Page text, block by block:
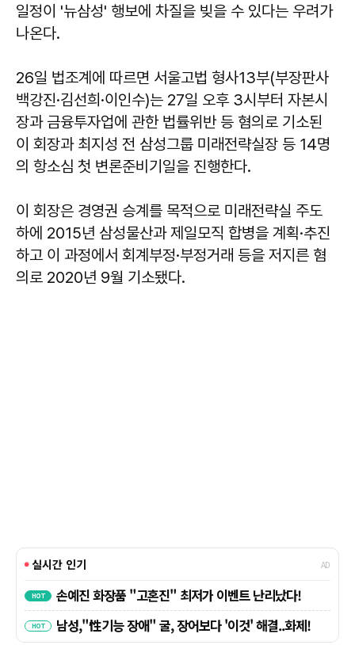
일정이 '뉴삼성' 행보에 차질을 빚을 수 있다는 우려가
나온다.
26일 법조계에 따르면 서울고법 형사13부(부장판사
백강진·김선희·이인수)는 27일 오후 3시부터 자본시
장과 금융투자업에 관한 법률위반 등 혐의로 기소된
이 회장과 최지성 전 삼성그룹 미래전략실장 등 14명
의 항소심 첫 변론준비기일을 진행한다.
이 회장은 경영권 승계를 목적으로 미래전략실 주도
하에 2015년 삼성물산과 제일모직 합병을 계획·추진
하고 이 과정에서 회계부정·부정거래 등을 저지른 혐
의로 2020년 9월 기소됐다.